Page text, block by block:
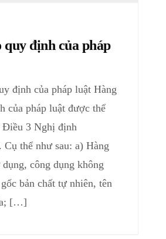
quy định của pháp
định của pháp luật Hàng
của pháp luật được thể
Điều 3 Nghị định
thể như sau: a) Hàng
công dụng không
bản chất tự nhiên, tên
[…]